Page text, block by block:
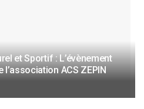
et Sportif : L’évènement
ACS ZEPIN